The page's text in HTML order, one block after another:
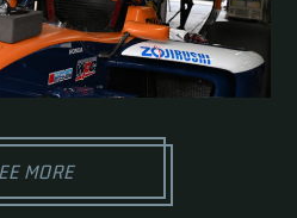
MORE